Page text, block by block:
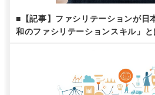
■【記事】ファシリテーションが日
和のファシリテーションスキル」